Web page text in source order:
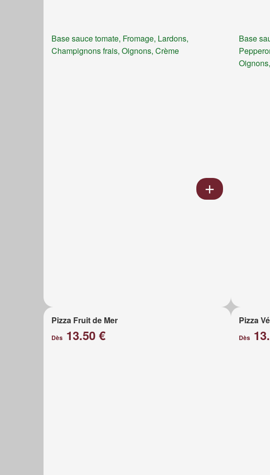
Base sauce tomate, Fromage, Lardons,
Champignons frais, Oignons, Crème
Base
Pizza Fruit de Mer
Dès 13.50 €
Pizza
Dès